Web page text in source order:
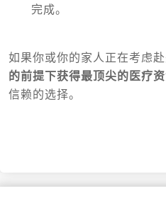
完成。
如果你或你的家人正在考虑
的前提下获得最顶尖的医疗
信赖的选择。